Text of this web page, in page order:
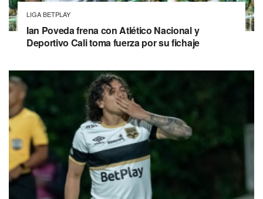
LIGA BETPLAY
Ian Poveda frena con Atlético Nacional y
Deportivo Cali toma fuerza por su fichaje